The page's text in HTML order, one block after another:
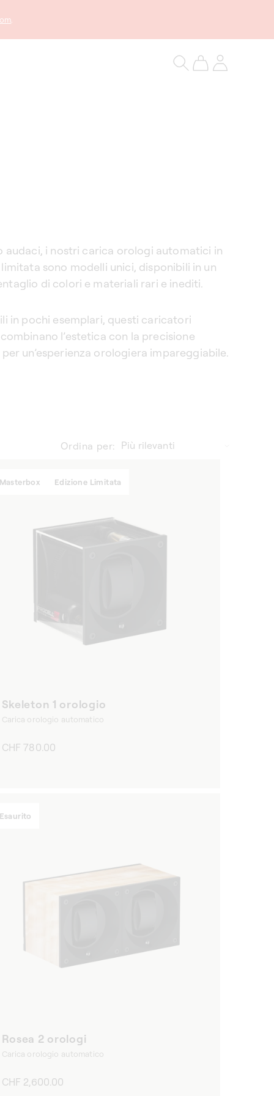
Carrello
Accedi
audaci, i nostri carica orologi automatici in
sono modelli unici, disponibili in un
di colori e materiali rari e inediti.
in pochi esemplari, questi caricatori
l’estetica con la precisione
per un’esperienza orologiera impareggiabile.
Ordina per:
Masterbox Edizione Limitata
Skeleton 1 orologio
Carica orologio automatico
Prezzo
CHF 780.00
Esaurito
Rosea 2 orologi
Carica orologio automatico
Prezzo
CHF 2,600.00